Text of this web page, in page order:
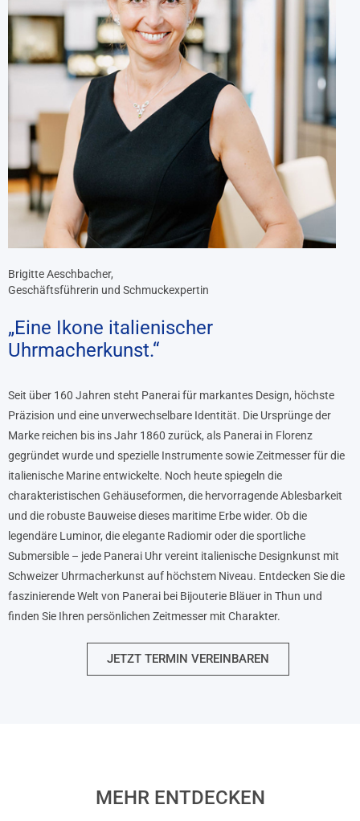
Brigitte Aeschbacher,
Geschäftsführerin und Schmuckexpertin
„Eine Ikone italienischer
Uhrmacherkunst.“
Seit über 160 Jahren steht Panerai für markantes Design, höchste
Präzision und eine unverwechselbare Identität. Die Ursprünge der
Marke reichen bis ins Jahr 1860 zurück, als Panerai in Florenz
gegründet wurde und spezielle Instrumente sowie Zeitmesser für die
italienische Marine entwickelte. Noch heute spiegeln die
charakteristischen Gehäuseformen, die hervorragende Ablesbarkeit
und die robuste Bauweise dieses maritime Erbe wider. Ob die
legendäre Luminor, die elegante Radiomir oder die sportliche
Submersible – jede Panerai Uhr vereint italienische Designkunst mit
Schweizer Uhrmacherkunst auf höchstem Niveau. Entdecken Sie die
faszinierende Welt von Panerai bei Bijouterie Bläuer in Thun und
finden Sie Ihren persönlichen Zeitmesser mit Charakter.
JETZT TERMIN VEREINBAREN
MEHR ENTDECKEN